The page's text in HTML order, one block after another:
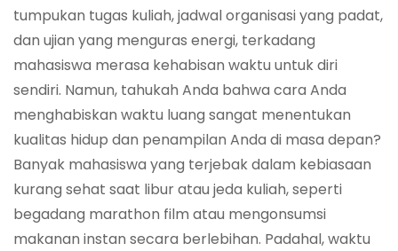
tumpukan tugas kuliah, jadwal organisasi yang padat,
dan ujian yang menguras energi, terkadang
mahasiswa merasa kehabisan waktu untuk diri
sendiri. Namun, tahukah Anda bahwa cara Anda
menghabiskan waktu luang sangat menentukan
kualitas hidup dan penampilan Anda di masa depan?
Banyak mahasiswa yang terjebak dalam kebiasaan
kurang sehat saat libur atau jeda kuliah, seperti
begadang marathon film atau mengonsumsi
makanan instan secara berlebihan. Padahal, waktu